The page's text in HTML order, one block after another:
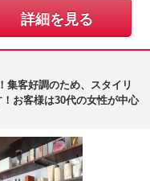
詳細を見る
集客好調のため、スタイリ
お客様は30代の女性が中心